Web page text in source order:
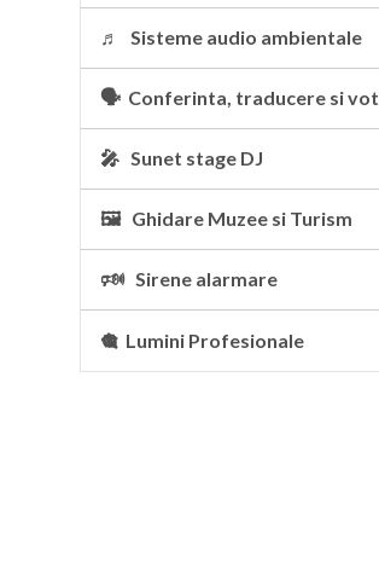
♬ Sisteme audio ambientale
🗣 Conferinta, traducere si vot
🎤 Sunet stage DJ
🖼 Ghidare Muzee si Turism
🕬 Sirene alarmare
🎕 Lumini Profesionale